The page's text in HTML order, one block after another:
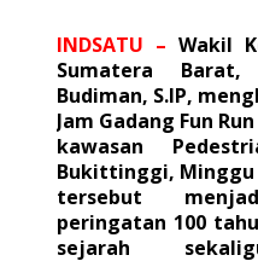
INDSATU – Wakil
Sumatera
Budiman, S.IP,
Jam Gadang Fun
kawasan
Bukittinggi, Minggu
tersebut
peringatan 100
sejarah